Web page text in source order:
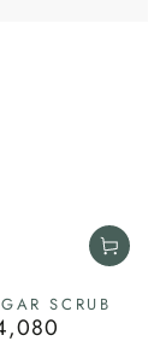
SCRUB
定